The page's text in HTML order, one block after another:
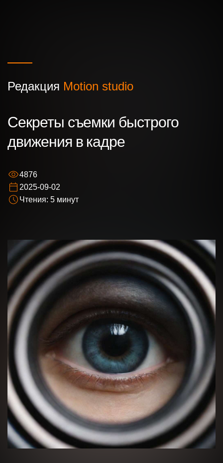
Редакция Motion studio
Секреты съемки быстрого
движения в кадре
4876
2025-09-02
Чтения: 5 минут
Ваш номер телефона
Ваша идея/ вопрос
Получить консультацию